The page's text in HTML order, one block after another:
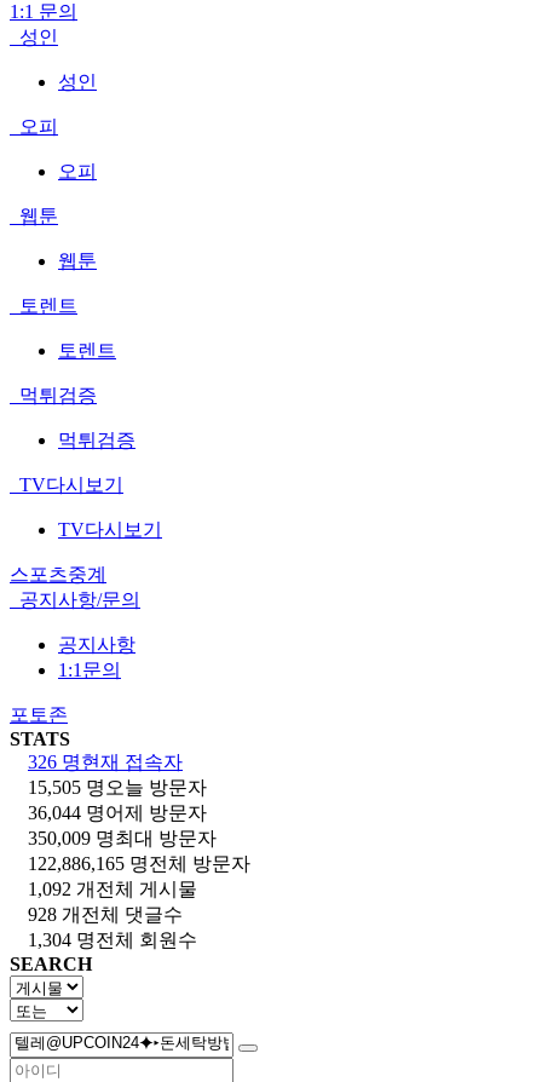
1:1 문의
성인
성인
오피
오피
웹툰
웹툰
토렌트
토렌트
먹튀검증
먹튀검증
TV다시보기
TV다시보기
스포츠중계
공지사항/문의
공지사항
1:1문의
포토존
STATS
326 명현재 접속자
15,505 명 오늘 방문자
36,044 명어제 방문자
350,009 명최대 방문자
122,886,165 명전체 방문자
1,092 개 전체 게시물
928 개 전체 댓글수
1,304 명전체 회원수
SEARCH